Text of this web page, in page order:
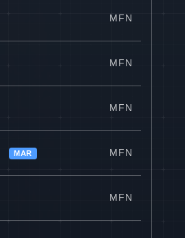
MFN
MFN
MFN
MAR MFN
MFN